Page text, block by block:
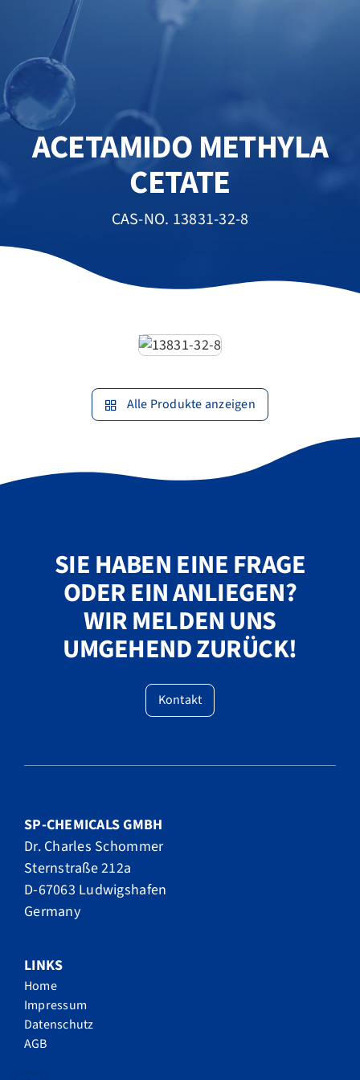
ACETAMIDO METHYLA
CETATE
CAS-NO. 13831-32-8
Alle Produkte anzeigen
SIE HABEN EINE FRAGE
ODER EIN ANLIEGEN?
WIR MELDEN UNS
UMGEHEND ZURÜCK!
Kontakt
SP-CHEMICALS GMBH
Dr. Charles Schommer
Sternstraße 212a
D-67063 Ludwigshafen
Germany
LINKS
Home
Impressum
Datenschutz
AGB